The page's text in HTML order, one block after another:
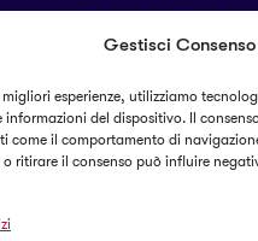
Gestisci
migliori esperienze, utilizziamo
informazioni del dispositivo. Il
come il comportamento di
ritirare il consenso può influire
SEGUICI SUI SOCIAL